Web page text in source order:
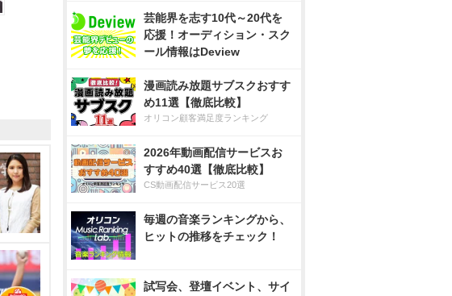
芸能界を志す10代～20代を
応援！オーディション・スク
ール情報はDeview
漫画読み放題サブスクおすす
め11選【徹底比較】
オリコン顧客満足度ランキング
2026年動画配信サービスお
すすめ40選【徹底比較】
CS動画配信サービス20選
毎週の音楽ランキングから、
ヒットの推移をチェック！
試写会、登壇イベント、サイ